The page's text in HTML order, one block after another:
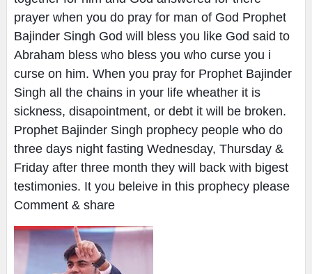
prayer when you do pray for man of God Prophet
Bajinder Singh God will bless you like God said to
Abraham bless who bless you who curse you i
curse on him. When you pray for Prophet Bajinder
Singh all the chains in your life wheather it is
sickness, disapointment, or debt it will be broken.
Prophet Bajinder Singh prophecy people who do
three days night fasting Wednesday, Thursday &
Friday after three month they will back with bigest
testimonies. It you beleive in this prophecy please
Comment & share